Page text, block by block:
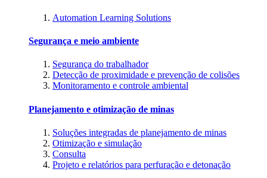
Automation Learning Solutions
Segurança e meio ambiente
Segurança do trabalhador
Detecção de proximidade e prevenção de colisões
Monitoramento e controle ambiental
Planejamento e otimização de minas
Soluções integradas de planejamento de minas
Otimização e simulação
Consulta
Projeto e relatórios para perfuração e detonação